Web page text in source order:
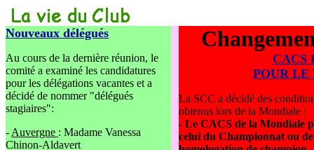
Nouveaux délégués
Au cours de la dernière réunion, le
comité a examiné les candidatures
pour les délégations vacantes et a
décidé de nommer "délégués
stagiaires":
- Auvergne : Madame Vanessa
Chinon-Aldavert
CACS
POUR LE
La SCC a décidé des
obtenus lors de la Mondiale :
- Le CACS de la Mondiale
celui du Championnat ou